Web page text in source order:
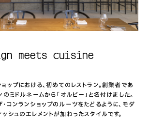
meets cuisine
ップにおける、初めてのレストラン。創業者であ
のミドルネームから「オルビー」と名付けました。
コンランショップのルーツをたどるように、モダ
シュのエレメントが加わったスタイルです。